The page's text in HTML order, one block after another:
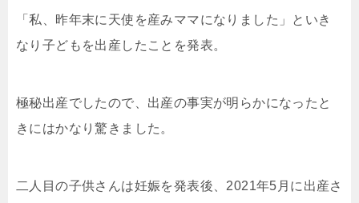
「私、昨年末に天使を産みママになりました」と いき
なり子どもを出産したことを発表。
極秘出産でしたので、出産の事実が明らかになったと
きにはかなり驚きました。
二人目の子供さんは妊娠を発表後、2021年5月に出産さ